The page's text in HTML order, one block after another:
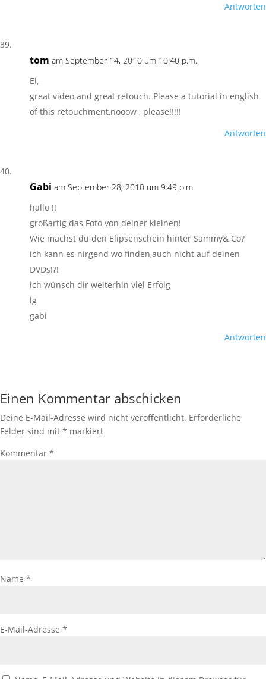
Antworten
tom am September 14, 2010 um 10:40 p.m.
Ei,
great video and great retouch. Please a tutorial in english
of this retouchment,nooow , please!!!!!
Antworten
Gabi am September 28, 2010 um 9:49 p.m.
hallo !!
großartig das Foto von deiner kleinen!
Wie machst du den Elipsenschein hinter Sammy& Co?
ich kann es nirgend wo finden,auch nicht auf deinen
DVDs!?!
ich wünsch dir weiterhin viel Erfolg
lg
gabi
Antworten
Einen Kommentar abschicken
Deine E-Mail-Adresse wird nicht veröffentlicht. Erforderliche
Felder sind mit * markiert
Kommentar *
Name *
E-Mail-Adresse *